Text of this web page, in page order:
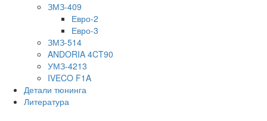
ЗМЗ-409
Евро-2
Евро-3
ЗМЗ-514
ANDORIA 4CT90
УМЗ-4213
IVECO F1A
Детали тюнинга
Литература